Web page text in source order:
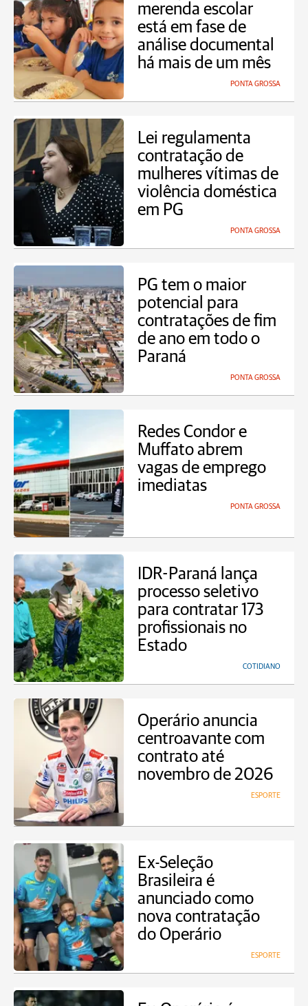
merenda escolar
está em fase de
análise documental
há mais de um mês
PONTA GROSSA
Lei regulamenta
contratação de
mulheres vítimas de
violência doméstica
em PG
PONTA GROSSA
PG tem o maior
potencial para
contratações de fim
de ano em todo o
Paraná
PONTA GROSSA
Redes Condor e
Muffato abrem
vagas de emprego
imediatas
PONTA GROSSA
IDR-Paraná lança
processo seletivo
para contratar 173
profissionais no
Estado
COTIDIANO
Operário anuncia
centroavante com
contrato até
novembro de 2026
ESPORTE
Ex-Seleção
Brasileira é
anunciado como
nova contratação
do Operário
ESPORTE